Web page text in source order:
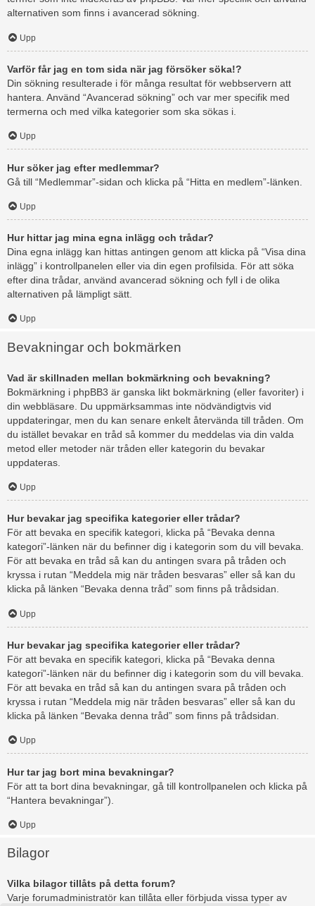
alternativen som finns i avancerad sökning.
Upp
Varför får jag en tom sida när jag försöker söka!?
Din sökning resulterade i för många resultat för webbservern att
hantera. Använd “Avancerad sökning” och var mer specifik med
termerna och med vilka kategorier som ska sökas i.
Upp
Hur söker jag efter medlemmar?
Gå till “Medlemmar”-sidan och klicka på “Hitta en medlem”-länken.
Upp
Hur hittar jag mina egna inlägg och trådar?
Dina egna inlägg kan hittas antingen genom att klicka på “Visa dina
inlägg” i kontrollpanelen eller via din egen profilsida. För att söka
efter dina trådar, använd avancerad sökning och fyll i de olika
alternativen på lämpligt sätt.
Upp
Bevakningar och bokmärken
Vad är skillnaden mellan bokmärkning och bevakning?
Bokmärkning i phpBB3 är ganska likt bokmärkning (eller favoriter) i
din webbläsare. Du uppmärksammas inte nödvändigtvis vid
uppdateringar, men du kan senare enkelt återvända till tråden. Om
du istället bevakar en tråd så kommer du meddelas via din valda
metod eller metoder när tråden eller kategorin du bevakar
uppdateras.
Upp
Hur bevakar jag specifika kategorier eller trådar?
För att bevaka en specifik kategori, klicka på “Bevaka denna
kategori”-länken när du befinner dig i kategorin som du vill bevaka.
För att bevaka en tråd så kan du antingen svara på tråden och
kryssa i rutan “Meddela mig när tråden besvaras” eller så kan du
klicka på länken “Bevaka denna tråd” som finns på trådsidan.
Upp
Hur bevakar jag specifika kategorier eller trådar?
För att bevaka en specifik kategori, klicka på “Bevaka denna
kategori”-länken när du befinner dig i kategorin som du vill bevaka.
För att bevaka en tråd så kan du antingen svara på tråden och
kryssa i rutan “Meddela mig när tråden besvaras” eller så kan du
klicka på länken “Bevaka denna tråd” som finns på trådsidan.
Upp
Hur tar jag bort mina bevakningar?
För att ta bort dina bevakningar, gå till kontrollpanelen och klicka på
“Hantera bevakningar”).
Upp
Bilagor
Vilka bilagor tillåts på detta forum?
Varje forumadministratör kan tillåta eller förbjuda vissa typer av